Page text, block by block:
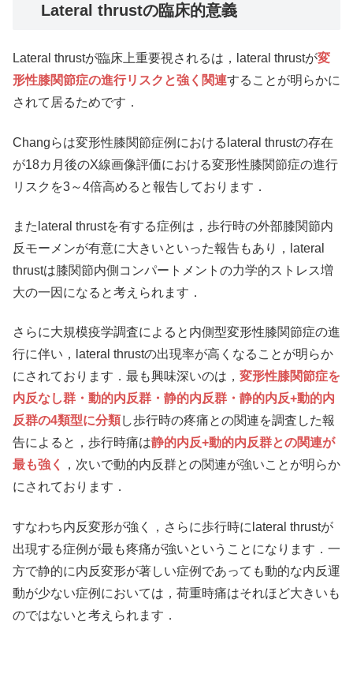
Lateral thrustの臨床的意義
Lateral thrustが臨床上重要視されるは，lateral thrustが変
形性膝関節症の進行リスクと強く関連することが明らかに
されて居るためです．
Changらは変形性膝関節症例におけるlateral thrustの存在
が18カ月後のX線画像評価における変形性膝関節症の進行
リスクを3～4倍高めると報告しております．
またlateral thrustを有する症例は，歩行時の外部膝関節内
反モーメンが有意に大きいといった報告もあり，lateral
thrustは膝関節内側コンパートメントの力学的ストレス増
大の一因になると考えられます．
さらに大規模疫学調査によると内側型変形性膝関節症の進
行に伴い，lateral thrustの出現率が高くなることが明らか
にされております．最も興味深いのは， 変形性膝関節症を
内反なし群・動的内反群・静的内反群・静的内反+動的内
反群の4類型に分類し歩行時の疼痛との関連を調査した報
告によると，歩行時痛は静的内反+動的内反群との関連が
最も強く
，次いで動的内反群との関連が強いことが明らか
にされております．
すなわち内反変形が強く，さらに歩行時にlateral thrustが
出現する症例が最も疼痛が強いということになります．一
方で静的に内反変形が著しい症例であっても動的な内反運
動が少ない症例においては，荷重時痛はそれほど大きいも
のではないと考えられます．